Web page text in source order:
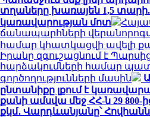
տղաները խառայեն 1,5
կառավարության մոտ
ճանապարհների
համար կհատկացվի ավելի
Իրանը զգուշացնում է
հարձակումների համար
գործողությունների մասին
ընտանիքը լքում է
քանի ամսվա մեջ ՀՀ-ն 29 800-
քկմ․ Վարդևանյանը՝